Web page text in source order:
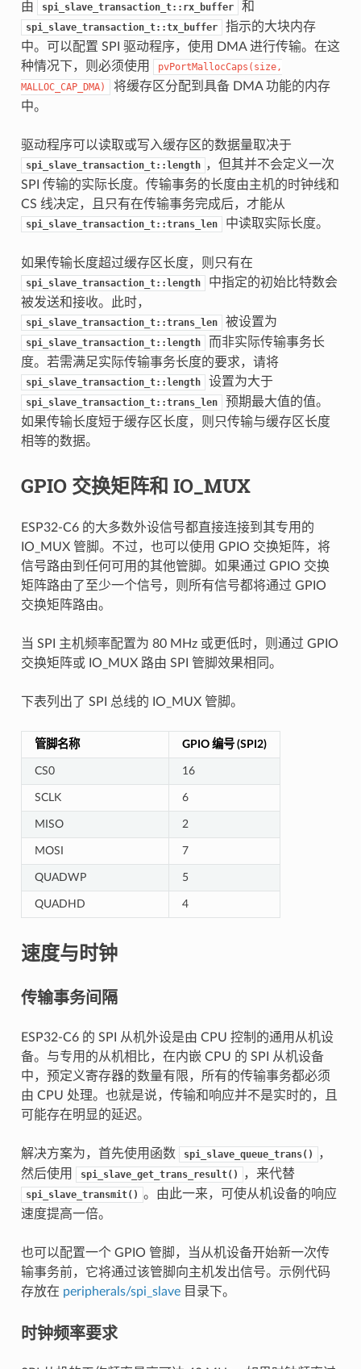
由 spi_slave_transaction_t::rx_buffer 和
spi_slave_transaction_t::tx_buffer
指示的大块内存
中。可以配置 SPI 驱动程序，使用 DMA 进行传输。在这
种情况下，则必须使用
pvPortMallocCaps(size,
MALLOC_CAP_DMA)
将缓存区分配到具备 DMA 功能的内存
中。
驱动程序可以读取或写入缓存区的数据量取决于
spi_slave_transaction_t::length ，但其并不会定义一次
SPI 传输的实际长度。传输事务的长度由主机的时钟线和
CS 线决定，且只有在传输事务完成后，才能从
spi_slave_transaction_t::trans_len 中读取实际长度。
如果传输长度超过缓存区长度，则只有在
spi_slave_transaction_t::length
中指定的初始比特数会
被发送和接收。此时，
spi_slave_transaction_t::trans_len 被设置为
spi_slave_transaction_t::length
而非实际传输事务长
度。若需满足实际传输事务长度的要求，请将
spi_slave_transaction_t::length 设置为大于
spi_slave_transaction_t::trans_len
预期最大值的值。
如果传输长度短于缓存区长度，则只传输与缓存区长度
相等的数据。
GPIO 交换矩阵和 IO_MUX
ESP32-C6 的大多数外设信号都直接连接到其专用的
IO_MUX 管脚。不过，也可以使用 GPIO 交换矩阵，将
信号路由到任何可用的其他管脚。如果通过 GPIO 交换
矩阵路由了至少一个信号，则所有信号都将通过 GPIO
交换矩阵路由。
当 SPI 主机频率配置为 80 MHz 或更低时，则通过 GPIO
交换矩阵或 IO_MUX 路由 SPI 管脚效果相同。
下表列出了 SPI 总线的 IO_MUX 管脚。
管脚名称 GPIO 编号 (SPI2)
CS0 16
SCLK 6
MISO 2
MOSI 7
QUADWP 5
QUADHD 4
速度与时钟
传输事务间隔
ESP32-C6 的 SPI 从机外设是由 CPU 控制的通用从机设
备。与专用的从机相比，在内嵌 CPU 的 SPI 从机设备
中，预定义寄存器的数量有限，所有的传输事务都必须
由 CPU 处理。也就是说，传输和响应并不是实时的，且
可能存在明显的延迟。
解决方案为，首先使用函数 spi_slave_queue_trans()
，
然后使用
spi_slave_get_trans_result() ，来代替
spi_slave_transmit() 。由此一来，可使从机设备的响应
速度提高一倍。
也可以配置一个 GPIO 管脚，当从机设备开始新一次传
输事务前，它将通过该管脚向主机发出信号。示例代码
存放在 peripherals/spi_slave目录下。
时钟频率要求